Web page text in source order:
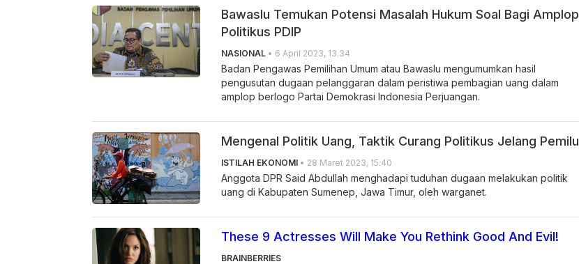
Bawaslu Temukan Potensi Masalah Hukum Soal Bagi Amplop
Politikus PDIP
NASIONAL • 6 April 2023, 13.34
Badan Pengawas Pemilihan Umum atau Bawaslu mengumumkan hasil
pengusutan dugaan pelanggaran dalam peristiwa pembagian uang dalam
amplop berlogo Partai Demokrasi Indonesia Perjuangan.
Mengenal Politik Uang, Taktik Curang Politikus Jelang Pemilu
ISTILAH EKONOMI • 28 Maret 2023, 15.40
Anggota DPR Said Abdullah menghadapi tuduhan dugaan melakukan politik
uang di Kabupaten Sumenep, Jawa Timur, oleh warganet.
These 9 Actresses Will Make You Rethink Good And Evil!
BRAINBERRIES